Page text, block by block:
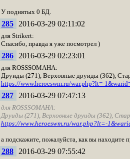
У поднятых 0 БД.
285 2016-03-29 02:11:02
для Strikert:
Спасибо, правда я уже посмотрел )
286 2016-03-29 02:23:01
для ROSSSOMAHA:
Друиды (271), Верховные друиды (362),
https://www.heroeswm.ru/war.php?lt=-
287 2016-03-29 07:47:13
для ROSSSOMAHA:
Друиды (271), Верховные друиды (362),
https://www.heroeswm.ru/war.php?lt=-
а подскажите, пожалуйста, как вы
288 2016-03-29 07:55:42